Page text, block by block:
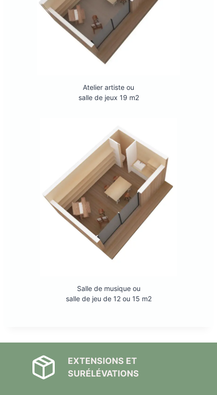
Atelier artiste ou
salle de jeux 19 m2
Salle de musique ou
salle de jeu de 12 ou 15 m2
EXTENSIONS ET
SURÉLÉVATIONS